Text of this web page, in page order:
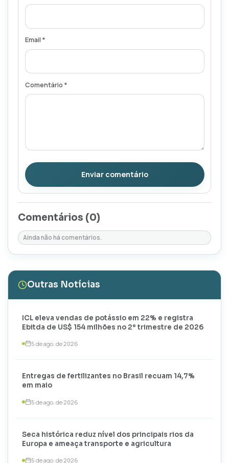
Email *
Comentário *
Enviar comentário
Comentários (0)
Ainda não há comentários.
Outras Notícias
ICL eleva vendas de potássio em 22% e registra
Ebitda de US$ 154 milhões no 2º trimestre de 2026
5 de ago. de 2026
Entregas de fertilizantes no Brasil recuam 14,7%
em maio
5 de ago. de 2026
Seca histórica reduz nível dos principais rios da
Europa e ameaça transporte e agricultura
5 de ago. de 2026